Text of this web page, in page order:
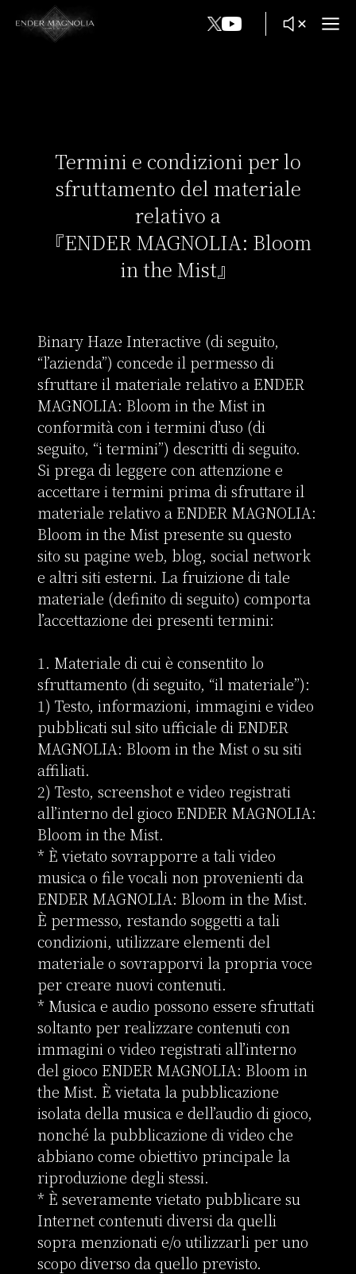
GAMEPLAY
Termini e condizioni per lo
sfruttamento del materiale
relativo a
『ENDER MAGNOLIA: Bloom
in the Mist』
Binary Haze Interactive (di seguito,
“l’azienda”) concede il permesso di
sfruttare il materiale relativo a ENDER
MAGNOLIA: Bloom in the Mist in
conformità con i termini d’uso (di
seguito, “i termini”) descritti di seguito.
Si prega di leggere con attenzione e
accettare i termini prima di sfruttare il
materiale relativo a ENDER MAGNOLIA:
Bloom in the Mist presente su questo
sito su pagine web, blog, social network
e altri siti esterni. La fruizione di tale
materiale (definito di seguito) comporta
l’accettazione dei presenti termini:
1. Materiale di cui è consentito lo
sfruttamento (di seguito, “il materiale”):
1) Testo, informazioni, immagini e video
pubblicati sul sito ufficiale di ENDER
MAGNOLIA: Bloom in the Mist o su siti
affiliati.
2) Testo, screenshot e video registrati
all’interno del gioco ENDER MAGNOLIA:
Bloom in the Mist.
* È vietato sovrapporre a tali video
musica o file vocali non provenienti da
ENDER MAGNOLIA: Bloom in the Mist.
È permesso, restando soggetti a tali
condizioni, utilizzare elementi del
materiale o sovrapporvi la propria voce
per creare nuovi contenuti.
* Musica e audio possono essere sfruttati
soltanto per realizzare contenuti con
immagini o video registrati all’interno
del gioco ENDER MAGNOLIA: Bloom in
the Mist. È vietata la pubblicazione
isolata della musica e dell’audio di gioco,
nonché la pubblicazione di video che
abbiano come obiettivo principale la
riproduzione degli stessi.
* È severamente vietato pubblicare su
Internet contenuti diversi da quelli
sopra menzionati e/o utilizzarli per uno
scopo diverso da quello previsto.